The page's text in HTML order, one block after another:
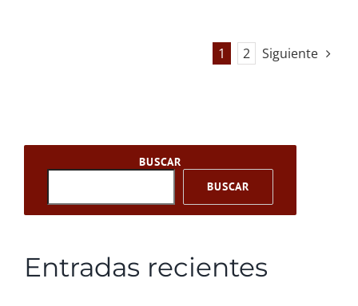
1 2 Siguiente
BUSCAR
BUSCAR
Entradas recientes